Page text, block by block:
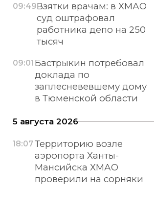
09:49Взятки врачам: в ХМАО
суд оштрафовал
работника депо на 250
тысяч
09:01 Бастрыкин потребовал
доклада по
заплесневевшему дому
в Тюменской области
5 августа 2026
18:07Территорию возле
аэропорта Ханты-
Мансийска ХМАО
проверили на сорняки